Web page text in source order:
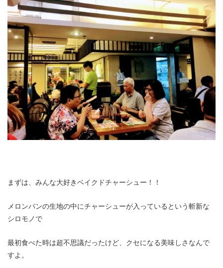
まずは、みんな大好きベイクドチャーシュー！！
メロンパンの生地の中にチャーシューが入っているという斬新な
シロモノで
最初食べた時は超不思議だったけど、クセになる美味しさなんで
すよ。